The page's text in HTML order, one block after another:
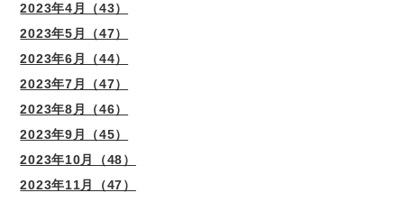
2023年4月（43）
2023年5月（47）
2023年6月（44）
2023年7月（47）
2023年8月（46）
2023年9月（45）
2023年10月（48）
2023年11月（47）